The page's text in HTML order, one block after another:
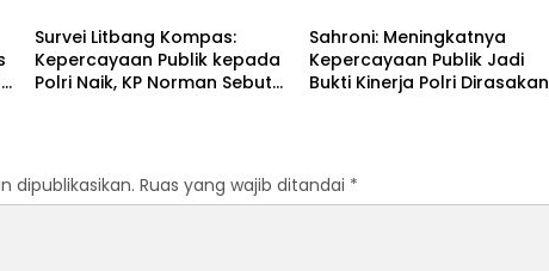
Anumerta
Survei Litbang Kompas:
Kepercayaan Publik kepada
Polri Naik, KP Norman Sebut
Sahroni: Meningkatnya
Kepercayaan Publik Jadi
Bukti Kinerja Polri Dirasakan
dipublikasikan. Ruas yang wajib ditandai *